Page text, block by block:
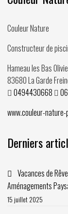
Couleur Nature
Constructeur de
Hameau les Bas
83680La Garde
0494430668
www.couleur-
Derniers
Vacances de
Aménagements
15 juillet 2025